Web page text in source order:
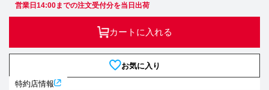
営業日14:00までの注文受付分を当日出荷
カートに入れる
お気に入り
特約店情報